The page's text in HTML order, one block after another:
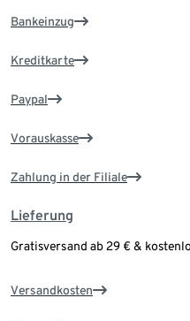
Bankeinzug
Kreditkarte
Paypal
Vorauskasse
Zahlung in der Filiale
Lieferung
Gratisversand ab 29 € &
Versandkosten